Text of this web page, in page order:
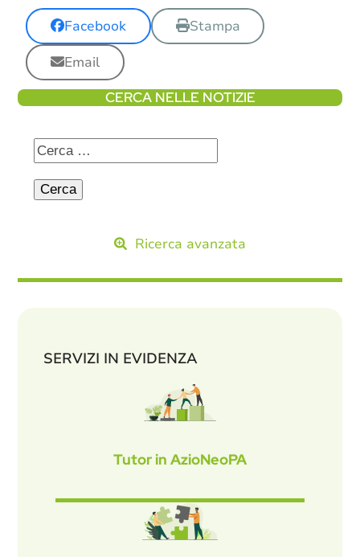
Facebook
Stampa
Email
CERCA NELLE NOTIZIE
Ricerca avanzata
SERVIZI IN EVIDENZA
Tutor in AzioNeoPA